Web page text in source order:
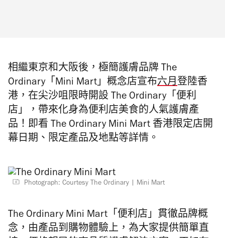
相繼東京和大阪後，極簡護膚品牌 The
Ordinary「Mini Mart」概念店宣布六月登陸香
港，在尖沙咀限時開設 The Ordinary「便利
店」，帶來化身為便利店美食的人氣護膚產
品！即看 The Ordinary Mini Mart 香港限定店開
幕日期、限定產品及地點等詳情。
Photograph: Courtesy The Ordinary Mini Mart
The Ordinary Mini Mart「便利店」貫徹品牌概
念，由產品到購物體驗上，為大家提供簡單直